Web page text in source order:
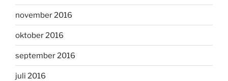
november 2016
oktober 2016
september 2016
juli 2016